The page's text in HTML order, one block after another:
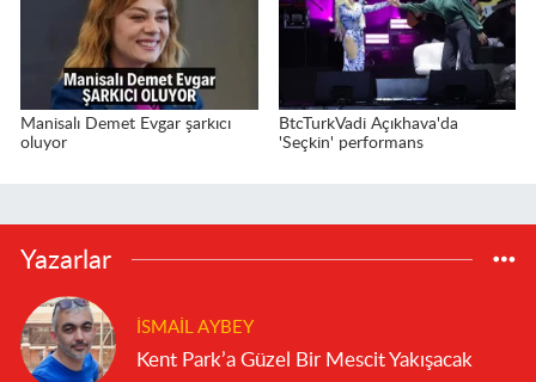
Manisalı Demet Evgar şarkıcı
oluyor
BtcTurkVadi Açıkhava'da
'Seçkin' performans
Yazarlar
İSMAIL AYBEY
Kent Park’a Güzel Bir Mescit Yakışacak